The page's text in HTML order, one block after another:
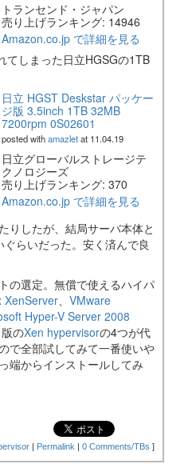
トランセンド・ジャパン
売り上げランキング: 14946
Amazon.co.jp で詳細を見る
てしまった日立HGSGの1TB
日立 HGST Deskstar パッケー
ジ版 3.5inch 1TB 32MB
7200rpm 0S02601
posted withamazletat 11.04.19
日立グローバルストレージテ
クノロジーズ
売り上げランキング: 370
Amazon.co.jp で詳細を見る
りしたが、結局サーバ本体と
らいだった。安く済んで良
の選定。無償で使えるハイパ
XenServer、 VMware
Hyper-V Server 2008
のXen hypervisorの4つが代
で全部試してみて一番使いや
端からインストールしてみ
| Permalink | 0 Comments/TBs ]